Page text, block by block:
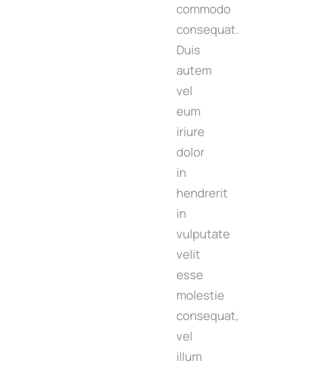
commodo
consequat.
Duis
autem
vel
eum
iriure
dolor
in
hendrerit
in
vulputate
velit
esse
molestie
consequat,
vel
illum